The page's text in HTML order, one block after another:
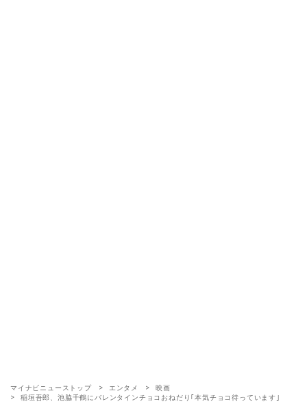
マイナビニューストップ エンタメ
映画
稲垣吾郎、池脇千鶴にバレンタインチョコおねだり｢本気チョコ待っています｣